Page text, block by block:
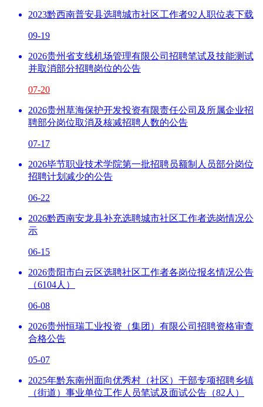
2023黔西南普安县选聘城市社区工作者92人职位表下载
09-19
2026贵州省支线机场管理有限公司招聘笔试及技能测试
并取消部分招聘岗位的公告
07-20
2026贵州草海保护开发投资有限责任公司及所属企业招
聘部分岗位取消及核减招聘人数的公告
07-17
2026毕节职业技术学院第一批招聘员额制人员部分岗位
招聘计划减少的公告
06-22
2026黔西南安龙县补充选聘城市社区工作者选岗情况公
示
06-15
2026贵阳市白云区选聘社区工作者各岗位报名情况公告
（6104人）
06-08
2026贵州恒瑞工业投资（集团）有限公司招聘资格审查
合格公告
05-07
2025年黔东南州面向优秀村（社区）干部专项招聘乡镇
（街道）事业单位工作人员笔试及面试公告（82人）